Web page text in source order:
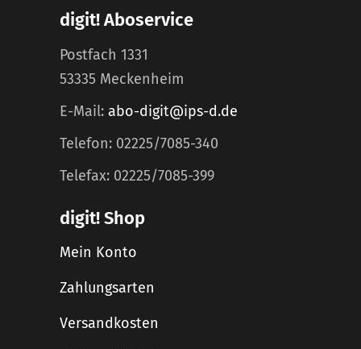
digit! Aboservice
Postfach 1331
53335 Meckenheim
E-Mail: abo-digit@ips-d.de
Telefon: 02225/7085-340
Telefax: 02225/7085-399
digit! Shop
Mein Konto
Zahlungsarten
Versandkosten